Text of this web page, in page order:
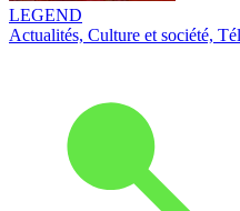
LEGEND
Actualités, Culture et société,